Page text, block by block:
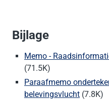
Bijlage
Memo -
(71.5K)
Paraafmemo
belevingsvlucht (7.8K)